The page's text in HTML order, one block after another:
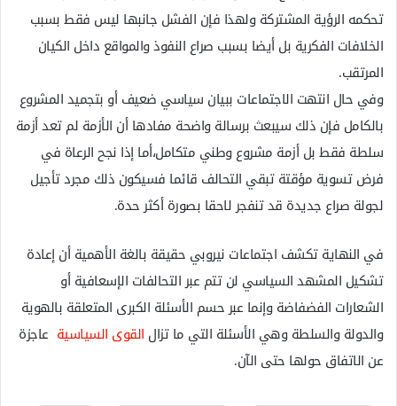
تحكمه الرؤية المشتركة ولهذا فإن الفشل جانبها ليس فقط بسبب
الخلافات الفكرية بل أيضا بسبب صراع النفوذ والمواقع داخل الكيان
المرتقب.
وفي حال انتهت الاجتماعات ببيان سياسي ضعيف أو بتجميد المشروع
بالكامل فإن ذلك سيبعث برسالة واضحة مفادها أن الأزمة لم تعد أزمة
سلطة فقط بل أزمة مشروع وطني متكامل،أما إذا نجح الرعاة في
فرض تسوية مؤقتة تبقي التحالف قائما فسيكون ذلك مجرد تأجيل
لجولة صراع جديدة قد تنفجر لاحقا بصورة أكثر حدة.
في النهاية تكشف اجتماعات نيروبي حقيقة بالغة الأهمية أن إعادة
تشكيل المشهد السياسي لن تتم عبر التحالفات الإسعافية أو
الشعارات الفضفاضة وإنما عبر حسم الأسئلة الكبرى المتعلقة بالهوية
والدولة والسلطة وهي الأسئلة التي ما تزال القوى السياسية عاجزة
عن الاتفاق حولها حتى الآن.